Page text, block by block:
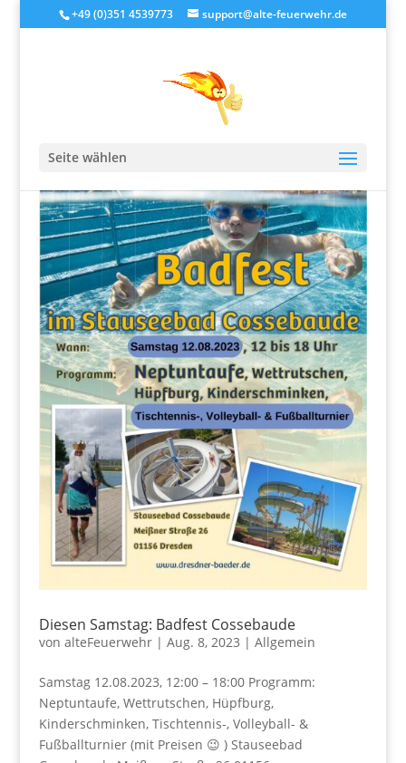
+49 (0)351 4539773 support@alte-feuerwehr.de
Seite wählen
Diesen Samstag: Badfest Cossebaude
von alteFeuerwehr| Aug. 8, 2023 | Allgemein
Samstag 12.08.2023, 12:00 – 18:00 Programm:
Neptuntaufe, Wettrutschen, Hüpfburg,
Kinderschminken, Tischtennis-, Volleyball- &
Fußballturnier (mit Preisen 😉 ) Stauseebad